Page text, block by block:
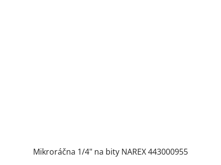
Mikroráčna 1/4" na bity NAREX 443000955